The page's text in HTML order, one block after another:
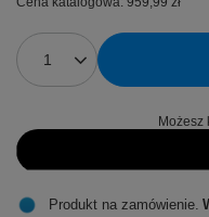
Możesz
Produkt na zamówienie